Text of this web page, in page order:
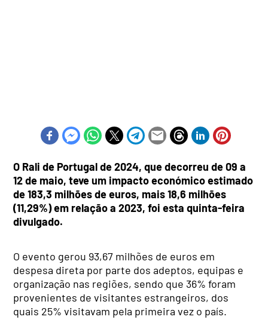
O Rali de Portugal de 2024, que decorreu de 09 a
12 de maio, teve um impacto económico estimado
de 183,3 milhões de euros, mais 18,6 milhões
(11,29%) em relação a 2023, foi esta quinta-feira
divulgado.
O evento gerou 93,67 milhões de euros em
despesa direta por parte dos adeptos, equipas e
organização nas regiões, sendo que 36% foram
provenientes de visitantes estrangeiros, dos
quais 25% visitavam pela primeira vez o país.